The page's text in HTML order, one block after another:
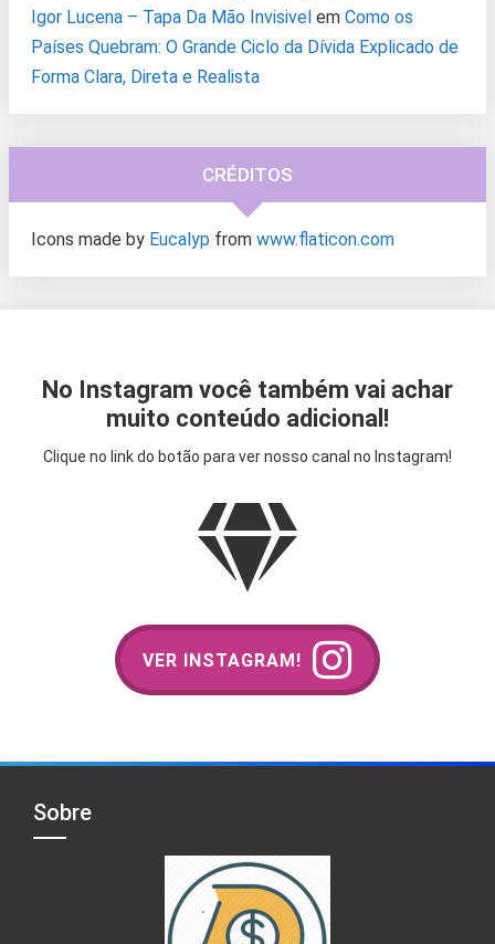
Igor Lucena – Tapa Da Mão Invisivel em Como os
Países Quebram: O Grande Ciclo da Dívida Explicado de
Forma Clara, Direta e Realista
CRÉDITOS
Icons made by Eucalyp from www.flaticon.com
No Instagram você também vai achar
muito conteúdo adicional!
Clique no link do botão para ver nosso canal no Instagram!
VER INSTAGRAM!
Sobre